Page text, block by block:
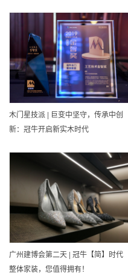
木门星技派 | 巨变中坚守，传承中创
新：冠牛开启新实木时代
广州建博会第二天 | 冠牛【简】时代
整体家装，您值得拥有！